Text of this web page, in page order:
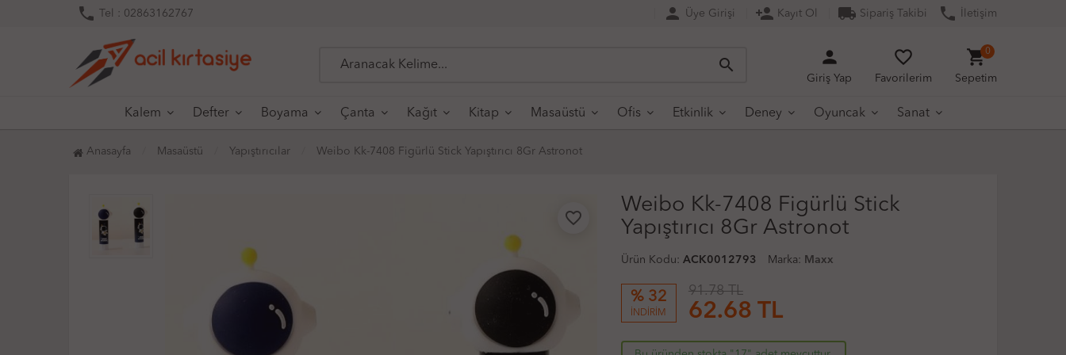
phone Tel : 02863162767 person Üye Girişi person_add Kayıt Ol local_shipping Sipariş Takibi phone İletişim
search person
Giriş Yap
favorite_border
Favorilerim
shopping_cart
Sepetim
0
Kalem Defter Boyama Çanta Kağıt Kitap Masaüstü Ofis Etkinlik Deney Oyuncak Sanat
Anasayfa Masaüstü Yapıştırıcılar Weibo Kk-7408 Figürlü Stick Yapıştırıcı 8Gr Astronot
favorite_border
Weibo Kk-7408 Figürlü Stick
Yapıştırıcı 8Gr Astronot
Ürün Kodu: ACK0012793 Marka: Maxx
% 32
İNDİRİM
91.78 TL
62.68 TL